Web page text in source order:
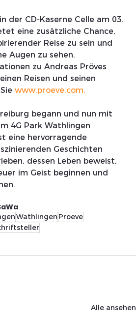
der CD-Kaserne Celle am 03.
eine zusätzliche Chance,
Reise zu sein und
Augen zu sehen.
zu Andreas Pröves
Reisen und seinen
www.proeve.com.
begann und nun mit
4G Park Wathlingen
eine hervorragende
Geschichten
dessen Leben beweist,
im Geist beginnen und
Wathlingen Proeve
Alle ansehen